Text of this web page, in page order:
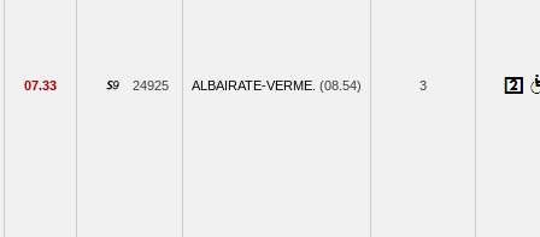
07.33 24925 ALBAIRATE-VERME. (08.54) 3